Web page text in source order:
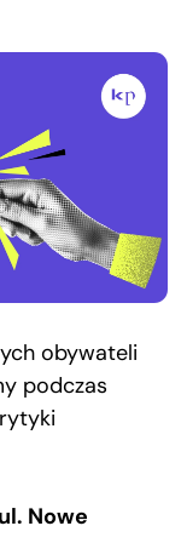
obywateli
podczas
Nowe